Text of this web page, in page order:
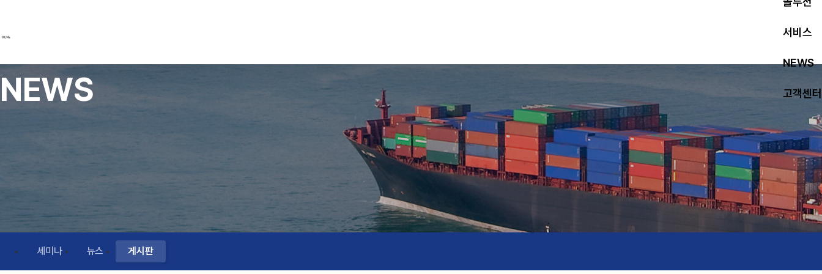
서비스
NEWS
고객센터
NEWS
세미나 뉴스 게시판